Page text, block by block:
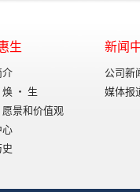
生
焕 • 生
景和价值观
心
新闻
公司新
媒体报